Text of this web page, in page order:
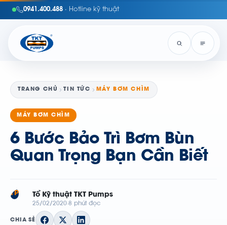
0941.400.488 · Hotline kỹ thuật
TRANG CHỦ TIN TỨC MÁY BƠM CHÌM
MÁY BƠM CHÌM
6 Bước Bảo Trì Bơm Bùn
Quan Trọng Bạn Cần Biết
TP Tổ Kỹ thuật TKT Pumps
25/02/2020 8 phút đọc
CHIA SẺ